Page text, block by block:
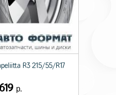
R3 215/55/R17
р.